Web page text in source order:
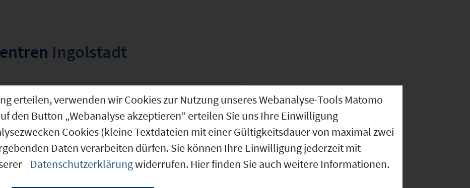
Ingolstadt
erteilen, verwenden wir Cookies zur Nutzung unseres Webanalyse-Tools Matomo
den Button „Webanalyse akzeptieren“ erteilen Sie uns Ihre Einwilligung
Cookies (kleine Textdateien mit einer Gültigkeitsdauer von maximal zwei
Daten verarbeiten dürfen. Sie können Ihre Einwilligung jederzeit mit
Datenschutzerklärungwiderrufen. Hier finden Sie auch weitere Informationen.